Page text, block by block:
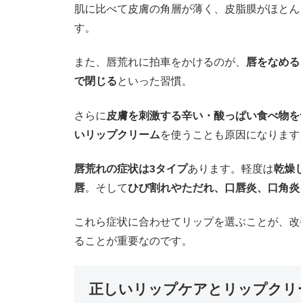
肌に比べて皮膚の角層が薄く、皮脂膜がほと
す。
また、唇荒れに拍車をかけるのが、 唇をなめ
で閉じる といった習慣。
さらに 皮膚を刺激する辛い・酸っぱい食べ物
いリップクリームを使うことも原因になります
唇荒れの症状は3タイプあります。軽度は乾燥
唇。そしてひび割れやただれ、口唇炎、口角炎
これら症状に合わせてリップを選ぶことが、
ることが重要なのです。
正しいリップケアとリップク